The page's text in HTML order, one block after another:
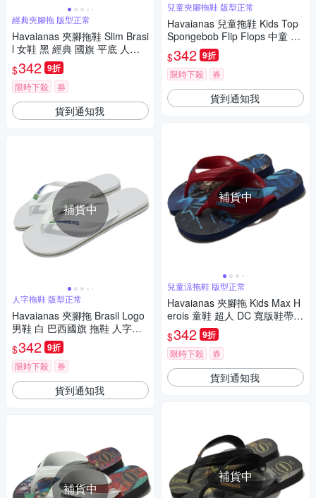
經典夾腳拖 版型正常
Havaianas 夾腳拖鞋 Slim Brasi
l 女鞋 黑 經典 國旗 平底 人字
拖鞋 41407130090W
$342 9折
限時下殺 券
貨到通知我
補貨中
人字拖鞋 版型正常
Havaianas 夾腳拖 Brasil Logo
男鞋 白 巴西國旗 拖鞋 人字拖
鞋 哈瓦仕 41108500001U
$342 9折
限時下殺 券
貨到通知我
補貨中
兒童夾腳拖鞋 版型正常
Havaianas 兒童拖鞋 Kids Top
Spongebob Flip Flops 中童 藍
海綿寶寶 夾腳拖 41470660001
K
$342 9折
限時下殺 券
貨到通知我
補貨中
兒童涼拖鞋 版型正常
Havaianas 夾腳拖 Kids Max H
erois 童鞋 超人 DC 寬版鞋帶
哈瓦仕 巴西拖 41303020555K
$342 9折
限時下殺 券
貨到通知我
補貨中